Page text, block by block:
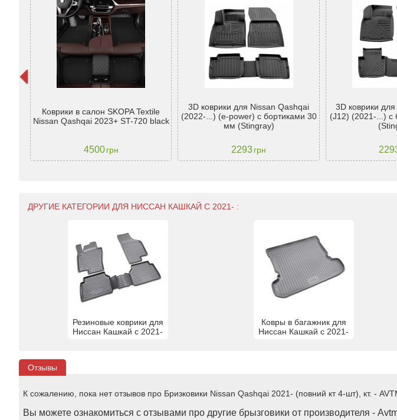
Коврики в салон SKOPA Textile
Nissan Qashqai 2023+ ST-720 black
4500 грн
3D коврики для Nissan Qashqai
(2022-...) (e-power) с бортиками 30
мм (Stingray)
2293грн
3D коврики
(J12) (2021-...) с
ДРУГИЕ КАТЕГОРИИ ДЛЯ НИССАН КАШКАЙ С 2021- :
Резиновые коврики для
Ниссан Кашкай с 2021-
Ковры в багажник для
Ниссан Кашкай с 2021-
Отзывы
К сожалению, пока нет отзывов про Бризковики Nissan Qashqai 2021- (повний кт 4-шт), кт. -
Вы можете ознакомиться с отзывами про другие брызговики от производителя -